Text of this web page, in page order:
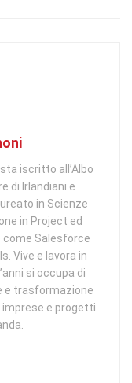
iscritto all’Albo
di Irlandiani e
in Scienze
in Project ed
come Salesforce
Vive e lavora in
si occupa di
e trasformazione
e progetti